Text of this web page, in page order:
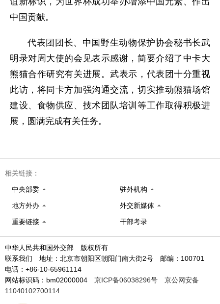
中国贡献。
代表团团长、中国野生动物保护协会秘书长武
明录对周大使的会见表示感谢，简要介绍了中卡大
熊猫合作研究有关进展。武表示，代表团十分重视
此访，将同卡方加强沟通交流，切实推动熊猫场馆
建设、食物供应、技术团队培训等工作取得积极进
展，圆满完成有关任务。
相关链接：
中央部委 驻外机构
地方外办 外交新媒体
重要链接 干部考录
中华人民共和国外交部 版权所有
联系我们 地址：北京市朝阳区朝阳门南大街2号 邮编：100701
电话：+86-10-65961114
网站标识码：bm02000004 京ICP备06038296号
京公网安备
11040102700114